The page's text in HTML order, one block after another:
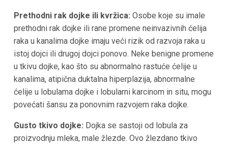
Prethodni rak dojke ili kvržica: Osobe koje su imale
prethodni rak dojke ili rane promene neinvazivnih ćelija
raka u kanalima dojke imaju veći rizik od razvoja raka u
istoj dojci ili drugoj dojci ponovo. Neke benigne promene
u tkivu dojke, kao što su abnormalno rastuće ćelije u
kanalima, atipična duktalna hiperplazija, abnormalne
ćelije u lobulama dojke i lobularni karcinom in situ, mogu
povećati šansu za ponovnim razvojem raka dojke.
Gusto tkivo dojke: Dojka se sastoji od lobula za
proizvodnju mleka, male žlezde. Ovo žlezdano tkivo